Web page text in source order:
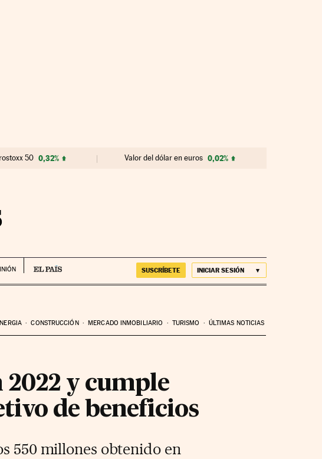
50 0,32% Valor del dólar en euros 0,02%
SUSCRÍBETE INICIAR SESIÓN
CONSTRUCCIÓN MERCADO INMOBILIARIO TURISMO ÚLTIMAS NOTICIAS
y cumple
de beneficios
550 millones obtenido en